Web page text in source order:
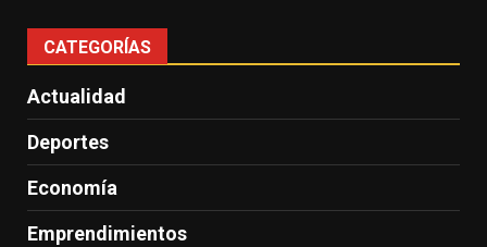
CATEGORÍAS
Actualidad
Deportes
Economía
Emprendimientos